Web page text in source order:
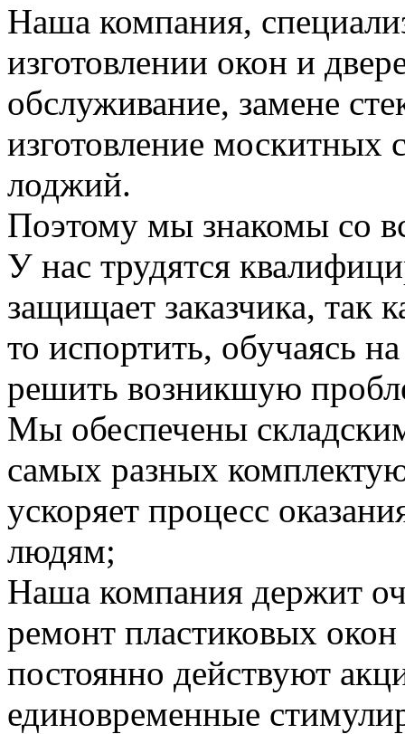
Наша компания,
изготовлении окон и
обслуживание, замене
изготовление москитных
лоджий.
Поэтому мы знакомы со
У нас трудятся
защищает заказчика, так
то испортить, обучаясь
решить возникшую
Мы обеспечены
самых разных
ускоряет процесс
людям;
Наша компания держит
ремонт пластиковых
постоянно действуют
единовременные